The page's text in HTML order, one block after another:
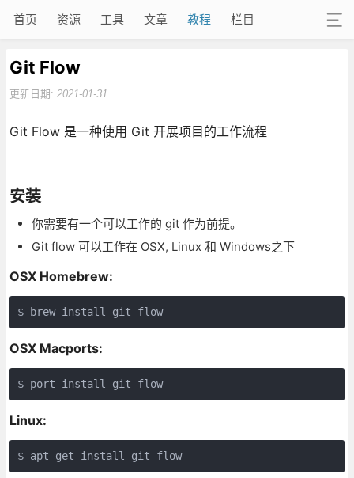
首页 资源 工具 文章 教程 栏目
Git Flow
更新日期: 2021-01-31
Git Flow 是一种使用 Git 开展项目的工作流程
安装
你需要有一个可以工作的 git 作为前提。
Git flow 可以工作在 OSX, Linux 和 Windows之下
OSX Homebrew:
$ brew install git-flow
OSX Macports:
$ port install git-flow
Linux:
$ apt-get install git-flow